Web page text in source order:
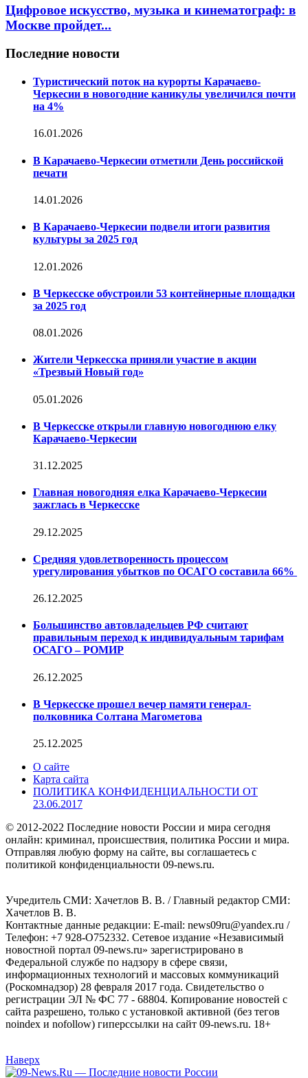
Цифровое искусство, музыка и кинематограф: в
Москве пройдет...
Последние новости
Туристический поток на курорты Карачаево-
Черкесии в новогодние каникулы увеличился почти
на 4%
16.01.2026
В Карачаево-Черкесии отметили День российской
печати
14.01.2026
В Карачаево-Черкесии подвели итоги развития
культуры за 2025 год
12.01.2026
В Черкесске обустроили 53 контейнерные площадки
за 2025 год
08.01.2026
Жители Черкесска приняли участие в акции
«Трезвый Новый год»
05.01.2026
В Черкесске открыли главную новогоднюю елку
Карачаево-Черкесии
31.12.2025
Главная новогодняя елка Карачаево-Черкесии
зажглась в Черкесске
29.12.2025
Средняя удовлетворенность процессом
урегулирования убытков по ОСАГО составила 66%
26.12.2025
Большинство автовладельцев РФ считают
правильным переход к индивидуальным тарифам
ОСАГО – РОМИР
26.12.2025
В Черкесске прошел вечер памяти генерал-
полковника Солтана Магометова
25.12.2025
О сайте
Карта сайта
ПОЛИТИКА КОНФИДЕНЦИАЛЬНОСТИ ОТ
23.06.2017
© 2012-2022 Последние новости России и мира сегодня
онлайн: криминал, происшествия, политика России и мира.
Отправляя любую форму на сайте, вы соглашаетесь с
политикой конфиденциальности 09-news.ru.
Учредитель СМИ: Хaчeтлoв B. B. / Главный редактор СМИ:
Хaчeтлoв B. B.
Контактные данные редакции: E-mail: news09ru@yandex.ru /
Телефон: +7 928-O752332. Сетевое издание «Независимый
новостной портал 09-news.ru» зарегистрировано в
Федеральной службе по надзору в сфере связи,
информационных технологий и массовых коммуникаций
(Роскомнадзор) 28 февраля 2017 года. Свидетельство о
регистрации ЭЛ № ФС 77 - 68804. Копирование новостей с
сайта разрешено, только с установкой активной (без тегов
noindex и nofollow) гиперссылки на сайт 09-news.ru. 18+
Наверх